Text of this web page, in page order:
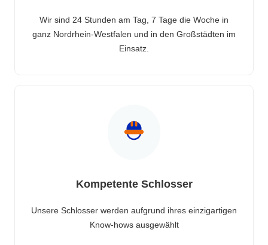
Wir sind 24 Stunden am Tag, 7 Tage die Woche in
ganz Nordrhein-Westfalen und in den Großstädten im
Einsatz.
Kompetente Schlosser
Unsere Schlosser werden aufgrund ihres einzigartigen
Know-hows ausgewählt